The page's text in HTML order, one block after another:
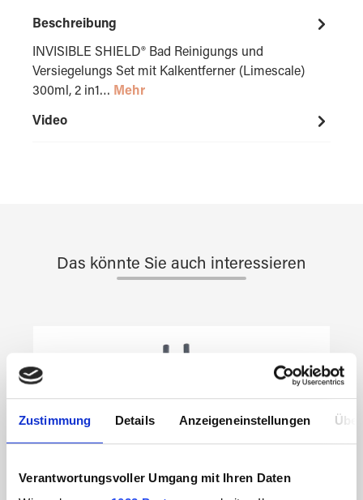
Zustimmung Details Anzeigeneinstellungen
Verantwortungsvoller Umgang mit Ihren Daten
Beschreibung
INVISIBLE SHIELD® Bad Reinigungs und
Versiegelungs Set mit Kalkentferner (Limescale)
300ml, 2 in1… Mehr
Video
Das könnte Sie auch interessieren